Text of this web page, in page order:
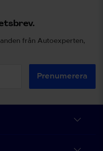
från Autoexperten,
Prenumerera